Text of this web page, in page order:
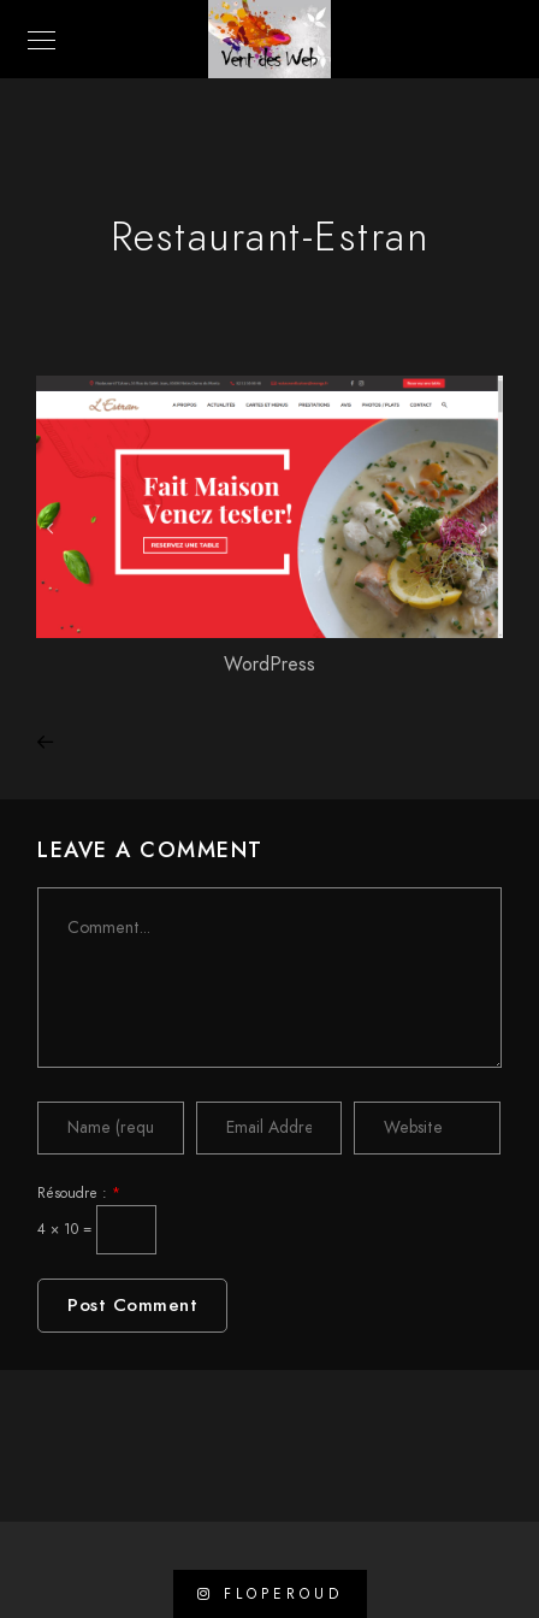
Restaurant-Estran
WordPress
LEAVE A COMMENT
Résoudre : *
4 × 10 =
FLOPEROUD